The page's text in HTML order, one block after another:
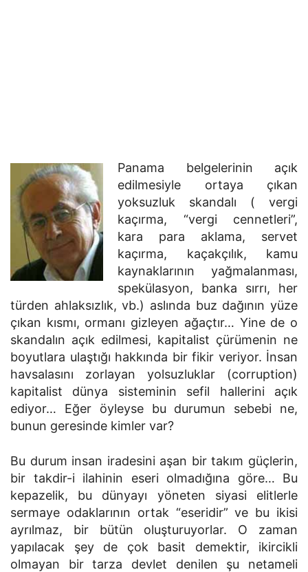
Panama belgelerinin açık
edilmesiyle ortaya çıkan
yoksuzluk skandalı ( vergi
kaçırma, “vergi cennetleri”,
kara para aklama, servet
kaçırma, kaçakçılık, kamu
kaynaklarının yağmalanması,
spekülasyon, banka sırrı, her
türden ahlaksızlık, vb.) aslında buz dağının yüze
çıkan kısmı, ormanı gizleyen ağaçtır… Yine de o
skandalın açık edilmesi, kapitalist çürümenin ne
boyutlara ulaştığı hakkında bir fikir veriyor. İnsan
havsalasını zorlayan yolsuzluklar (corruption)
kapitalist dünya sisteminin sefil hallerini açık
ediyor… Eğer öyleyse bu durumun sebebi ne,
bunun geresinde kimler var?
Bu durum insan iradesini aşan bir takım güçlerin,
bir takdir-i ilahinin eseri olmadığına göre… Bu
kepazelik, bu dünyayı yöneten siyasi elitlerle
sermaye odaklarının ortak “eseridir” ve bu ikisi
ayrılmaz, bir bütün oluşturuyorlar. O zaman
yapılacak şey de çok basit demektir, ikircikli
olmayan bir tarza devlet denilen şu netameli